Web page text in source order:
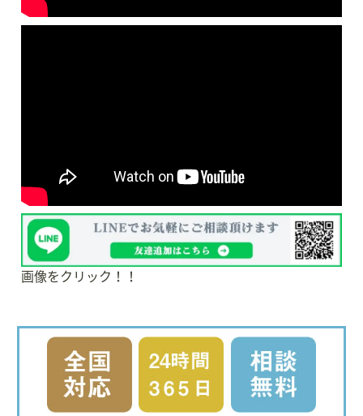
画像をクリック！！